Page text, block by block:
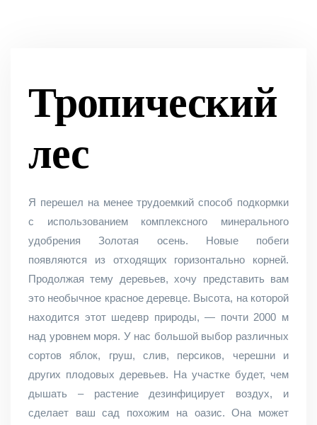
Тропический
лес
Я перешел на менее трудоемкий способ подкормки
с использованием комплексного минерального
удобрения Золотая осень. Новые побеги
появляются из отходящих горизонтально корней.
Продолжая тему деревьев, хочу представить вам
это необычное красное деревце. Высота, на которой
находится этот шедевр природы, — почти 2000 м
над уровнем моря. У нас большой выбор различных
сортов яблок, груш, слив, персиков, черешни и
других плодовых деревьев. На участке будет, чем
дышать – растение дезинфицирует воздух, и
сделает ваш сад похожим на оазис. Она может